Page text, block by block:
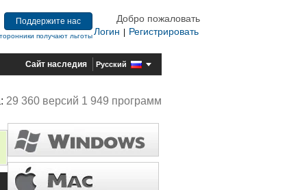
Поддержите нас
получают льготы
Добро пожаловать
Логин
Регистрировать
Сайт наследия Русский
29 360 версий 1 949 программ